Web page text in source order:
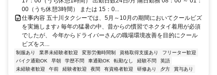
00（うち休憩3時間） または 15：0...
仕事内容 五十川タクシーでは、5月～10月の期間においてクールビズ
を実施します♪ 毎年の猛暑の中、昔からの慣習でネクタイ着用が必須
でしたが、 今年からドライバーさんの職場環境改善を目的にクール
ビズをス...
制服あり 業界未経験者歓迎 変形労働時間制 資格取得支援あり
フリーター歓迎
バイク通勤OK
早朝 学歴不問 車通勤OK 転勤なし 経験不問
英語
未経験者歓迎
午前 経験者歓迎 夜間 有資格者歓迎 研修あり 夕方 賞与あり